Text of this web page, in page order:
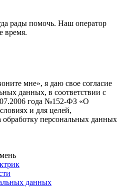
рады помочь. Наш оператор
время.
мне», я даю свое согласие
данных, в соответствии с
года №152-ФЗ «О
и для целей,
персональных данных
данных